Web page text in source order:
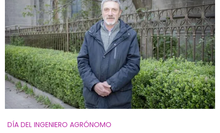
DÍA DEL INGENIERO AGRÓNOMO